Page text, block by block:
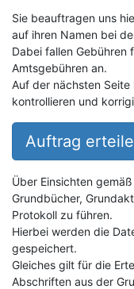
Sie beauftragen uns
auf ihren Namen bei
Dabei fallen Gebühren
Amtsgebühren an.
Auf der nächsten
kontrollieren und
Auftrag
Über Einsichten
Grundbücher,
Protokoll zu führen.
Hierbei werden die
gespeichert.
Gleiches gilt für die
Abschriften aus der